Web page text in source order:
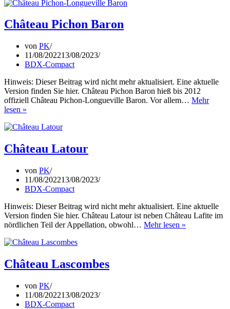
Château Pichon Baron
von PK
11/08/202213/08/2023
BDX-Compact
Hinweis: Dieser Beitrag wird nicht mehr aktualisiert. Eine aktuelle
Version finden Sie hier. Château Pichon Baron hieß bis 2012
offiziell Château Pichon-Longueville Baron. Vor allem… Mehr
lesen »
Baron
Château Latour
von PK
11/08/202213/08/2023
BDX-Compact
Hinweis: Dieser Beitrag wird nicht mehr aktualisiert. Eine aktuelle
Version finden Sie hier. Château Latour ist neben Château Lafite im
nördlichen Teil der Appellation, obwohl… Mehr lesen »
Château Lascombes
von PK
11/08/202213/08/2023
BDX-Compact